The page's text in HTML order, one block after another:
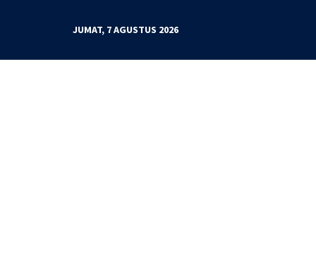
JUMAT, 7 AGUSTUS 2026